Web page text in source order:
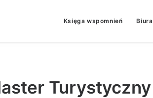
Księga wspomnień
Turystyczny